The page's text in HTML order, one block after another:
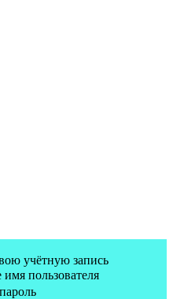
учётную запись
пользователя